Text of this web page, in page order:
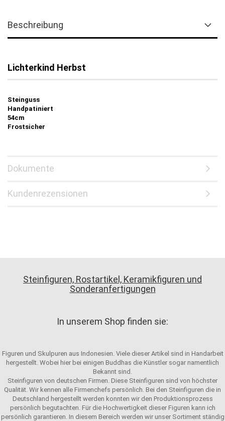
Beschreibung
Lichterkind Herbst
Steinguss
Handpatiniert
54cm
Frostsicher
Dokumente
Kundenrezensionen
Steinfiguren, Rostartikel, Keramikfiguren und
Sonderanfertigungen
In unserem Shop finden sie:
Figuren und Skulpuren aus Indonesien. Viele dieser Artikel sind in Handarbeit
hergestellt. Wobei hier bei einigen Buddhas die Künstler sogar namentlich
Bekannt sind.
Steinfiguren von deutschen Firmen. Diese Steinfiguren sind von höchster
Qualität. Wir kennen alle Firmenchefs persönlich. Bei den Steinfiguren die in
Deutschland hergestellt werden konnten wir den Produktionsprozess
persönlich begutachten. Für die Hochwertigkeit dieser Figuren kann ich
persönlich garantieren. In diesem Bereich werden wir unser Sortiment ständig